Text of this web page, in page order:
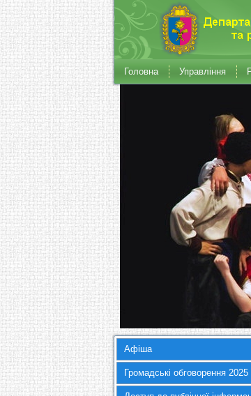
Головна Управління
Афіша
Громадські обговорення 2025